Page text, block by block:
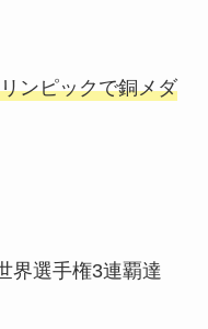
ンピックで銅メダ
界選手権3連覇達